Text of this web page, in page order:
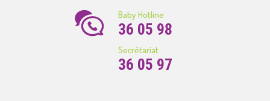
Baby Hotline
36 05 98
Secrétariat
36 05 97